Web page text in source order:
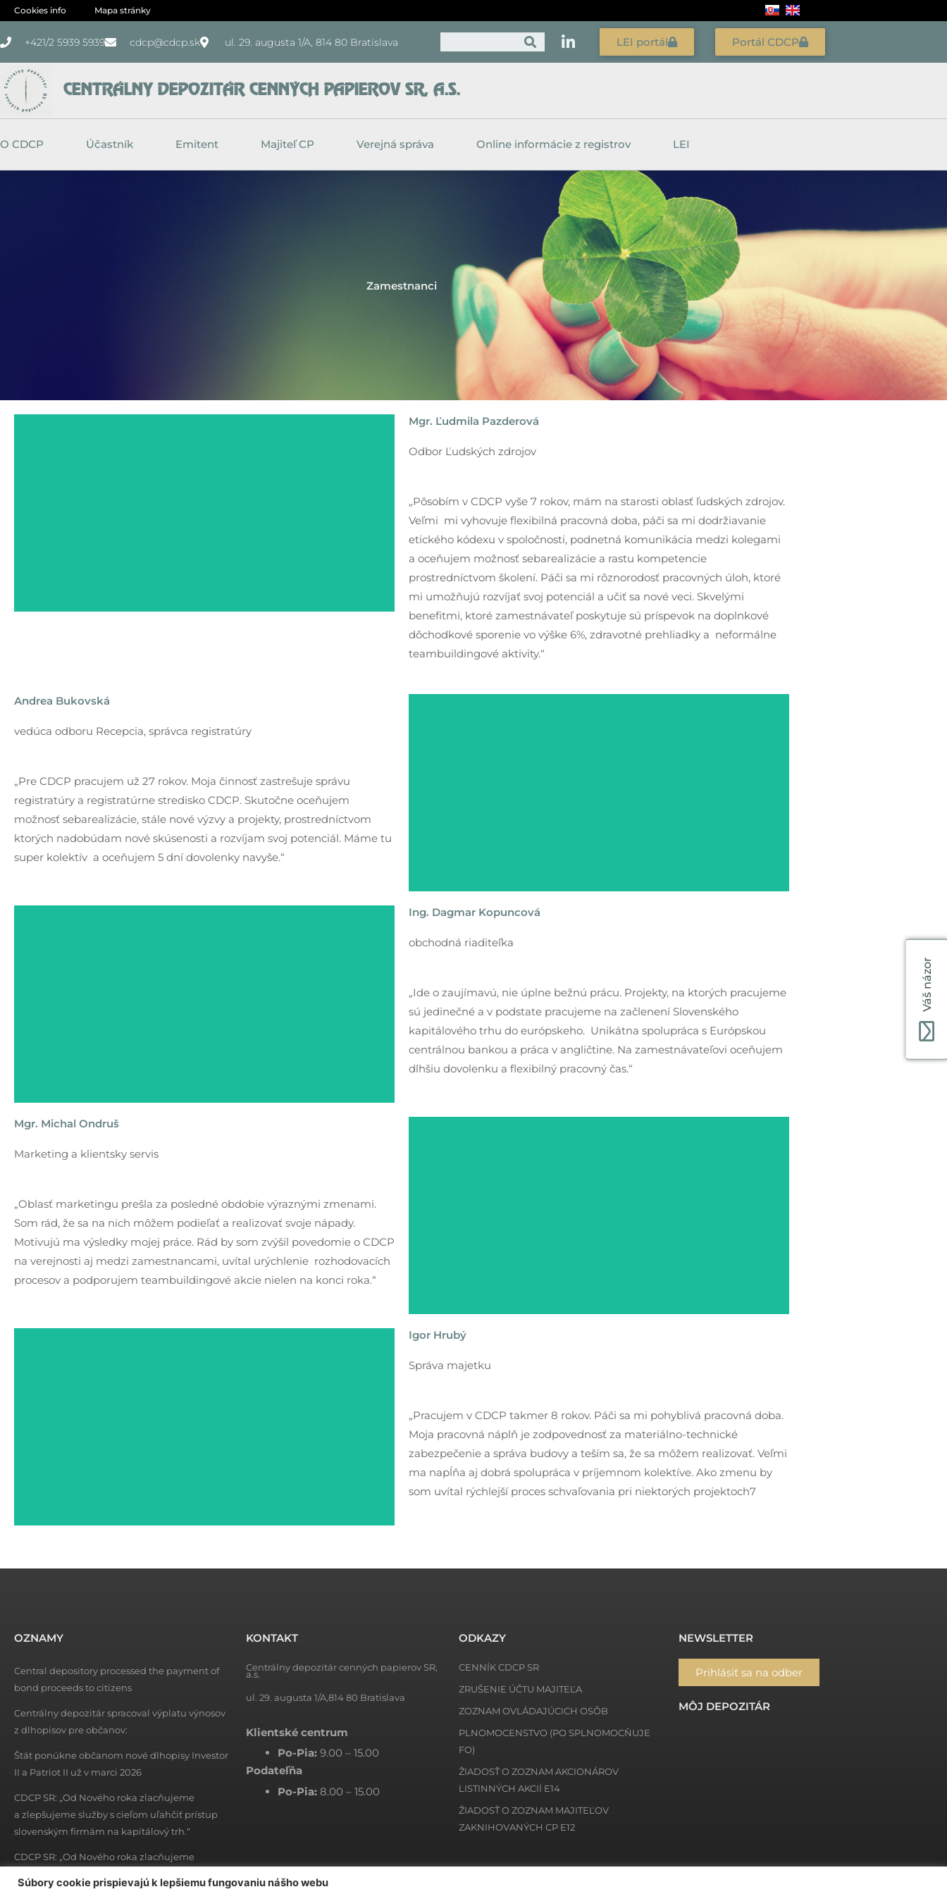
Preskočiť
obsah
Cookies info Mapa stránky
+421/2 5939 5939 cdcp@cdcp.sk ul. 29. augusta 1/A, 814 80 Bratislava LEI portál Portál CDCP
CENTRÁLNY DEPOZITÁR CENNÝCH PAPIEROV SR, A.S.
O CDCP Účastník Emitent Majiteľ CP Verejná správa Online informácie z registrov LEI
Zamestnanci
Mgr. Ľudmila Pazderová
Odbor Ľudských zdrojov
„Pôsobím v CDCP vyše 7 rokov, mám na starosti oblasť ľudských zdrojov.
Veľmi mi vyhovuje flexibilná pracovná doba, páči sa mi dodržiavanie
etického kódexu v spoločnosti, podnetná komunikácia medzi kolegami
a oceňujem možnosť sebarealizácie a rastu kompetencie
prostredníctvom školení. Páči sa mi rôznorodosť pracovných úloh, ktoré
mi umožňujú rozvíjať svoj potenciál a učiť sa nové veci. Skvelými
benefitmi, ktoré zamestnávateľ poskytuje sú príspevok na doplnkové
dôchodkové sporenie vo výške 6%, zdravotné prehliadky a neformálne
teambuildingové aktivity.“
Andrea Bukovská
vedúca odboru Recepcia, správca registratúry
„Pre CDCP pracujem už 27 rokov. Moja činnosť zastrešuje správu
registratúry a registratúrne stredisko CDCP. Skutočne oceňujem
možnosť sebarealizácie, stále nové výzvy a projekty, prostredníctvom
ktorých nadobúdam nové skúsenosti a rozvíjam svoj potenciál. Máme tu
super kolektív a oceňujem 5 dní dovolenky navyše.“
Ing. Dagmar Kopuncová
obchodná riaditeľka
„Ide o zaujímavú, nie úplne bežnú prácu. Projekty, na ktorých pracujeme
sú jedinečné a v podstate pracujeme na začlenení Slovenského
kapitálového trhu do európskeho. Unikátna spolupráca s Európskou
centrálnou bankou a práca v angličtine. Na zamestnávateľovi oceňujem
dlhšiu dovolenku a flexibilný pracovný čas.“
Mgr. Michal Ondruš
Marketing a klientsky servis
„Oblasť marketingu prešla za posledné obdobie výraznými zmenami.
Som rád, že sa na nich môžem podieľať a realizovať svoje nápady.
Motivujú ma výsledky mojej práce. Rád by som zvýšil povedomie o CDCP
na verejnosti aj medzi zamestnancami, uvítal urýchlenie rozhodovacích
procesov a podporujem teambuildingové akcie nielen na konci roka.“
Igor Hrubý
Správa majetku
„Pracujem v CDCP takmer 8 rokov. Páči sa mi pohyblivá pracovná doba.
Moja pracovná náplň je zodpovednosť za materiálno-technické
zabezpečenie a správa budovy a teším sa, že sa môžem realizovať. Veľmi
ma napĺňa aj dobrá spolupráca v príjemnom kolektíve. Ako zmenu by
som uvítal rýchlejší proces schvaľovania pri niektorých projektoch7
Váš názor
OZNAMY
Central depository processed the payment of
bond proceeds to citizens
Centrálny depozitár spracoval výplatu výnosov
z dlhopisov pre občanov:
Štát ponúkne občanom nové dlhopisy Investor
II a Patriot II už v marci 2026
CDCP SR: „Od Nového roka zlacňujeme
a zlepšujeme služby s cieľom uľahčiť prístup
slovenským firmám na kapitálový trh.“
CDCP SR: „Od Nového roka zlacňujeme
slovenským firmám na kapitálový trh.“
KONTAKT
Centrálny depozitár cenných papierov SR,
a.s.
ul. 29. augusta 1/A,814 80 Bratislava
Klientské centrum
Po-Pia: 9.00 – 15.00
Podateľňa
Po-Pia:8.00 – 15.00
ODKAZY
CENNÍK CDCP SR
ZRUŠENIE ÚČTU MAJITEĽA
ZOZNAM OVLÁDAJÚCICH OSÔB
PLNOMOCENSTVO (PO SPLNOMOCŇUJE
FO)
ŽIADOSŤ O ZOZNAM AKCIONÁROV
LISTINNÝCH AKCIÍ E14
ŽIADOSŤ O ZOZNAM MAJITEĽOV
ZAKNIHOVANÝCH CP E12
NEWSLETTER
Prihlásiť sa na odber
MÔJ DEPOZITÁR
Súbory cookie prispievajú k lepšiemu fungovaniu nášho webu